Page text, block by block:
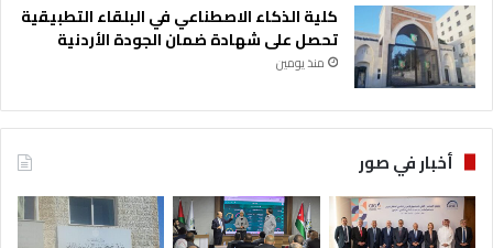
كلية الذكاء الاصطناعي في البلقاء التطبيقية
تحصل على شهادة ضمان الجودة الأردنية
منذ يومين
أخبار في صور